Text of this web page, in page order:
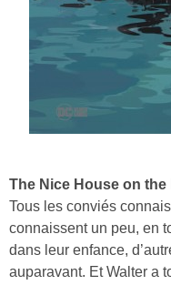
The Nice House on the
Tous les conviés
connaissent un peu, en
dans leur enfance,
auparavant. Et Walter a